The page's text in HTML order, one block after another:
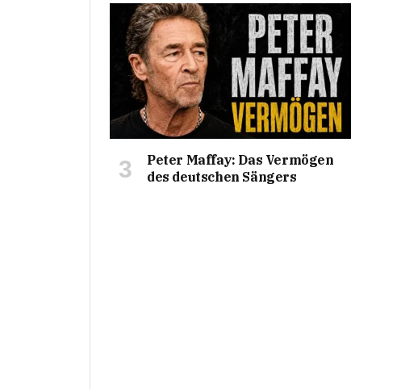
Peter Maffay: Das Vermögen
des deutschen Sängers